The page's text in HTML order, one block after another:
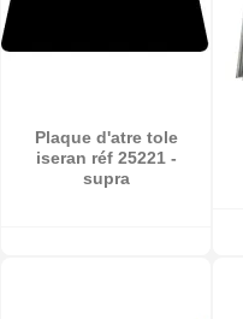
Plaque d'atre tole
iseran réf 25221 -
supra